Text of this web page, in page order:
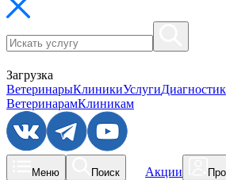
Загрузка
ВетеринарыКлиникиУслуги
ВетеринарамКлиникам
Меню Поиск Акции